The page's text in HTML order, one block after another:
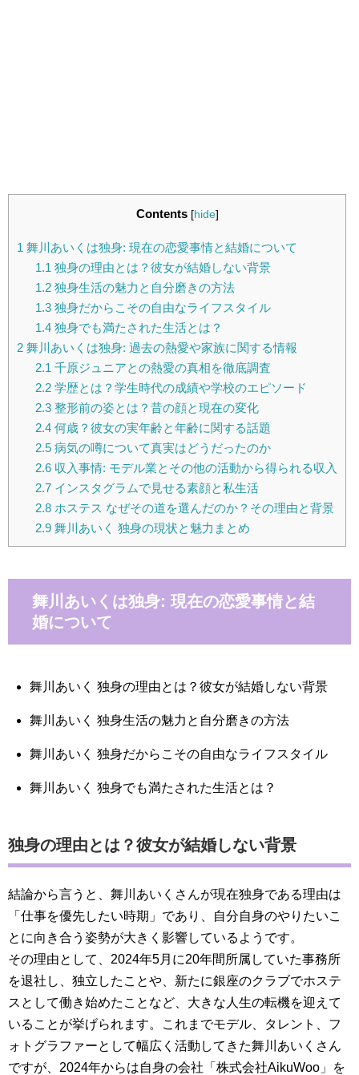
Contents [hide]
1 舞川あいくは独身: 現在の恋愛事情と結婚について
1.1 独身の理由とは？彼女が結婚しない背景
1.2独身生活の魅力と自分磨きの方法
1.3独身だからこその自由なライフスタイル
1.4独身でも満たされた生活とは？
2 舞川あいくは独身: 過去の熱愛や家族に関する情報
2.1 千原ジュニアとの熱愛の真相を徹底調査
2.2学歴とは？学生時代の成績や学校のエピソード
2.3整形前の姿とは？昔の顔と現在の変化
2.4何歳？彼女の実年齢と年齢に関する話題
2.5病気の噂について真実はどうだったのか
2.6収入事情: モデル業とその他の活動から得られる収入
2.7インスタグラムで見せる素顔と私生活
2.8ホステス なぜその道を選んだのか？その理由と背景
2.9舞川あいく 独身の現状と魅力まとめ
舞川あいくは独身: 現在の恋愛事情と結
婚について
舞川あいく 独身の理由とは？彼女が結婚しない背景
舞川あいく 独身生活の魅力と自分磨きの方法
舞川あいく 独身だからこその自由なライフスタイル
舞川あいく 独身でも満たされた生活とは？
独身の理由とは？彼女が結婚しない背景
結論から言うと、舞川あいくさんが現在独身である理由は
「仕事を優先したい時期」であり、自分自身のやりたいこ
とに向き合う姿勢が大きく影響しているようです。
その理由として、2024年5月に20年間所属していた事務所
を退社し、独立したことや、新たに銀座のクラブでホステ
スとして働き始めたことなど、大きな人生の転機を迎えて
いることが挙げられます。これまでモデル、タレント、フ
ォトグラファーとして幅広く活動してきた舞川あいくさん
ですが、2024年からは自身の会社「株式会社AikuWoo」を